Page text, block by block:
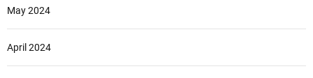
May 2024
April 2024